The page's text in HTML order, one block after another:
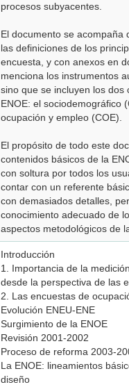
procesos subyacentes.
El documento se acompaña
las definiciones de los
encuesta, y con anexos en
menciona los instrumentos
sino que se incluyen los dos
ENOE: el sociodemográfico
ocupación y empleo (COE).
El propósito de todo este
contenidos básicos de la
con soltura por todos los
contar con un referente
con demasiados detalles,
conocimiento adecuado de
aspectos metodológicos de
Introducción
1. Importancia de la
desde la perspectiva de las
2. Las encuestas de
Evolución ENEU-ENE
Surgimiento de la ENOE
Revisión 2001-2002
Proceso de reforma 2003-
La ENOE: lineamientos
diseño